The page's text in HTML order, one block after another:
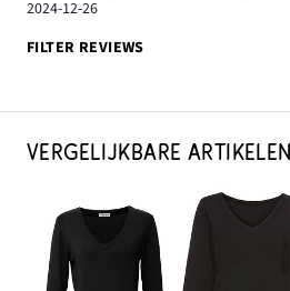
2024-12-26
FILTER REVIEWS
VERGELIJKBARE ARTIKELEN